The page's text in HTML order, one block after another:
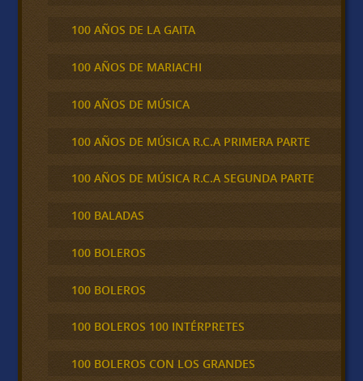
100 AÑOS DE LA GAITA
100 AÑOS DE MARIACHI
100 AÑOS DE MÚSICA
100 AÑOS DE MÚSICA R.C.A PRIMERA PARTE
100 AÑOS DE MÚSICA R.C.A SEGUNDA PARTE
100 BALADAS
100 BOLEROS
100 BOLEROS
100 BOLEROS 100 INTÉRPRETES
100 BOLEROS CON LOS GRANDES